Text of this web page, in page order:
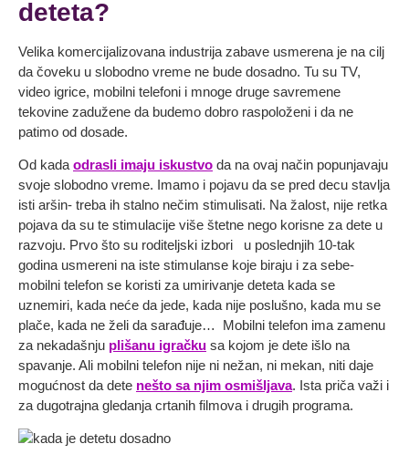
deteta?
Velika komercijalizovana industrija zabave usmerena je na cilj
da čoveku u slobodno vreme ne bude dosadno. Tu su TV,
video igrice, mobilni telefoni i mnoge druge savremene
tekovine zadužene da budemo dobro raspoloženi i da ne
patimo od dosade.
Od kada odrasli imaju iskustvo da na ovaj način popunjavaju
svoje slobodno vreme. Imamo i pojavu da se pred decu stavlja
isti aršin- treba ih stalno nečim stimulisati. Na žalost, nije retka
pojava da su te stimulacije više štetne nego korisne za dete u
razvoju. Prvo što su roditeljski izbori u poslednjih 10-tak
godina usmereni na iste stimulanse koje biraju i za sebe-
mobilni telefon se koristi za umirivanje deteta kada se
uznemiri, kada neće da jede, kada nije poslušno, kada mu se
plače, kada ne želi da sarađuje… Mobilni telefon ima zamenu
za nekadašnju plišanu igračku sa kojom je dete išlo na
spavanje. Ali mobilni telefon nije ni nežan, ni mekan, niti daje
mogućnost da dete nešto sa njim osmišljava. Ista priča važi i
za dugotrajna gledanja crtanih filmova i drugih programa.